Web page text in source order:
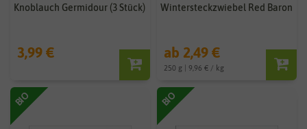
Knoblauch Germidour (3 Stück)
3,99 €
Wintersteckzwiebel Red Baron
ab 2,49 €
250 g | 9,96 € / kg
BIO BIO